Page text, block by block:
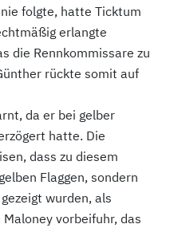
folgte, hatte Ticktum
erlangte
die Rennkommissare zu
rückte somit auf
da er bei gelber
hatte. Die
dass zu diesem
Flaggen, sondern
wurden, als
vorbeifuhr, das